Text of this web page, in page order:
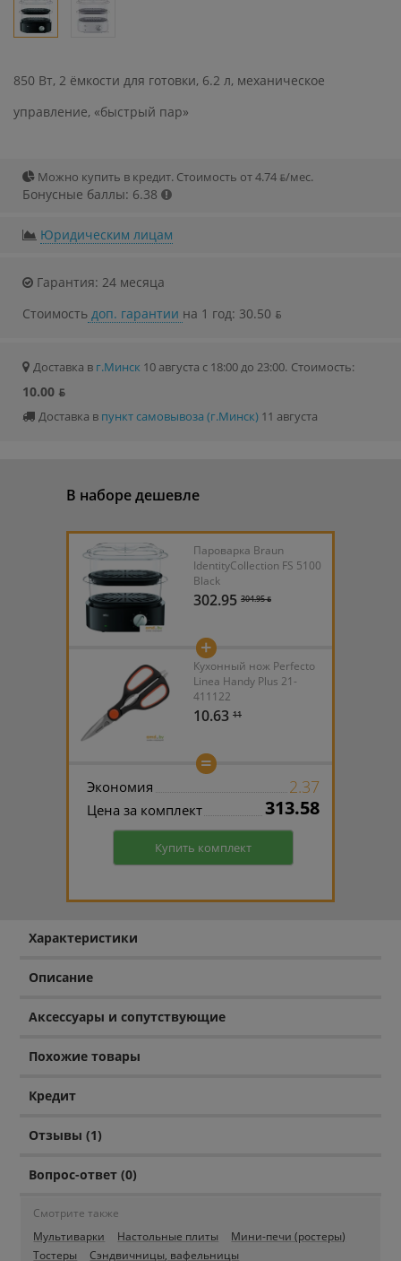
850 Вт, 2 ёмкости для готовки, 6.2 л, механическое
управление, «быстрый пар»
Можно купить в кредит. Стоимость от 4.74 ƃ/мec.
Бонусные баллы: 6.38
Юридическим лицам
Гарантия: 24 месяца
Стоимость доп. гарантии на 1 год: 30.50 ƃ
Доставка в г.Минск 10 августа с 18:00 до 23:00. Стоимость:
10.00 ƃ
Доставка в пункт самовывоза (г.Минск) 11 августа
В наборе дешевле
Пароварка Braun
IdentityCollection FS 5100
Black
302.95 304.95 ƃ
+
Кухонный нож Perfecto
Linea Handy Plus 21-
411122
10.63 11
=
Экономия 2.37
Цена за комплект 313.58
Купить комплект
Характеристики
Описание
Аксессуары и сопутствующие
Похожие товары
Кредит
Отзывы (1)
Вопрос-ответ (0)
Смотрите также
Мультиварки
Настольные плиты
Мини-печи (ростеры)
Тостеры
Сэндвичницы, вафельницы